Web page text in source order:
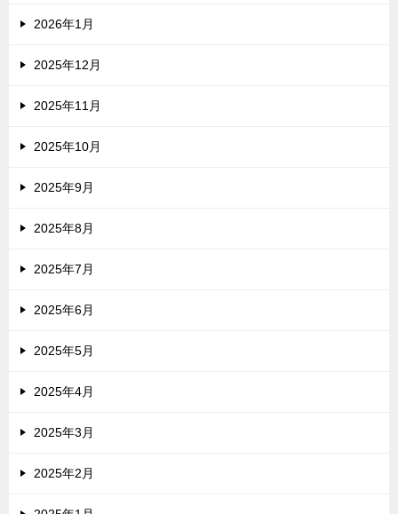
2026年1月
2025年12月
2025年11月
2025年10月
2025年9月
2025年8月
2025年7月
2025年6月
2025年5月
2025年4月
2025年3月
2025年2月